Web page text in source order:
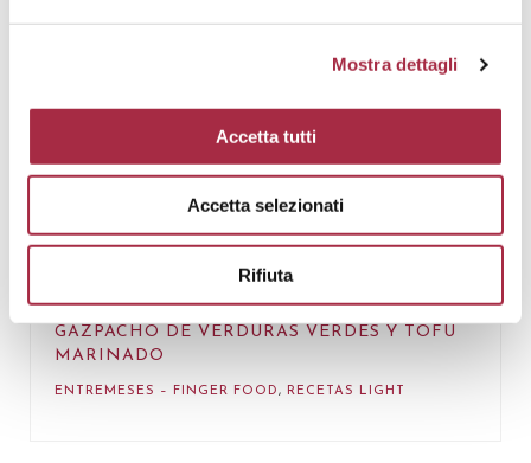
Mostra dettagli
Accetta tutti
Accetta selezionati
Rifiuta
GAZPACHO DE VERDURAS VERDES Y TOFU
MARINADO
ENTREMESES – FINGER FOOD, RECETAS LIGHT